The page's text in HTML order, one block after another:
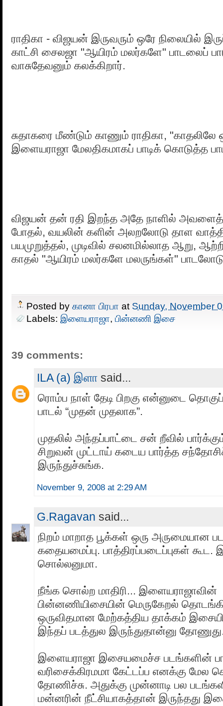
ராதிகா - விஜயன் இருவரும் ஒரே நிலையில்
காட்சி சைலஜா "ஆயிரம் மலர்களே" பாடலைப்
வாசுதேவனும் கலக்கிறார்.
சுதாகரை மீண்டும் காணும் ராதிகா,
இளையராஜா மேலதிகமாகப் பாடிக் கொடுத்த
விஜயன் தன் ரதி இறந்த அதே நாளில் அவளைத்
போதல், வயலின் களின் அலறலோடு தாள
பயமுறுத்தல், முடிவில் சலனமில்லாத ஆறு,
காதல் "ஆயிரம் மலர்களே மலருங்கள்" பாடலோடு
Posted by கானா பிரபா at Sunday, November
Labels: இளையராஜா, பின்னணி இசை
39 comments:
ILA (a) இளா said...
ரொம்ப நாள் தேடி பிறகு என்னுடை
பாடல் “முதன் முதலாக”.
முதலில் அந்தப்பாட்டை சன் றீவில்
சிறுவன் முட்டாய் கடைய பார்த்த
இருந்துச்சுங்க.
November 9, 2008 at 2:29 AM
G.Ragavan said...
நிறம் மாறாத பூக்கள் ஒரு அருமையான
கதையமைப்பு. பாத்திரப்படைப்புகள்
சொல்லனுமா.
நீங்க சொல்ற மாதிரி... இளையராஜாவின்
பின்னணியிசையின் மெருகேறல்
ஒருவிதமான மேற்கத்திய தாக்கம்
இந்தப் படத்துல இருந்துதான்னு
இளையராஜா இசையமைச்ச படங்களின்
வரிசைக்கிரமமா கேட்டப்ப எனக்கு
தோணிச்சு. அதுக்கு முன்னாடி பல
மன்னரின் நீட்சியாகத்தான் இருந்தது